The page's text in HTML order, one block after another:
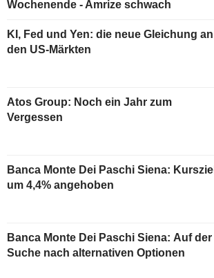
Wochenende - Amrize schwach
KI, Fed und Yen: die neue Gleichung an
den US-Märkten
Atos Group: Noch ein Jahr zum
Vergessen
Banca Monte Dei Paschi Siena: Kursziel
um 4,4% angehoben
Banca Monte Dei Paschi Siena: Auf der
Suche nach alternativen Optionen